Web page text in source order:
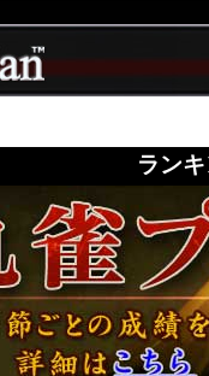
ラン